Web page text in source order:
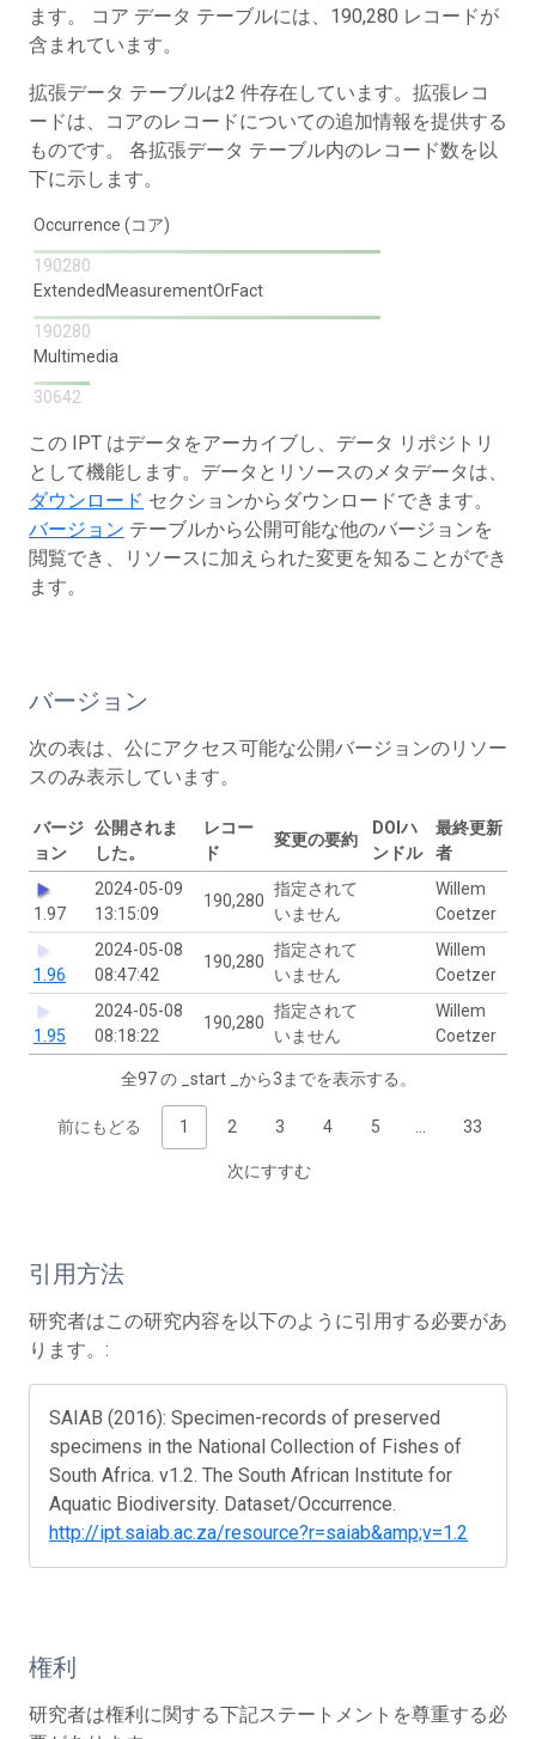
ます。 コア データ テーブルには、190,280 レコードが
含まれています。
拡張データ テーブルは2 件存在しています。拡張レコ
ードは、コアのレコードについての追加情報を提供する
ものです。 各拡張データ テーブル内のレコード数を以
下に示します。
Occurrence (コア)
190280
ExtendedMeasurementOrFact
190280
Multimedia
30642
この IPT はデータをアーカイブし、データ リポジトリ
として機能します。データとリソースのメタデータは、
ダウンロード セクションからダウンロードできます。
バージョン テーブルから公開可能な他のバージョンを
閲覧でき、リソースに加えられた変更を知ることができ
ます。
バージョン
次の表は、公にアクセス可能な公開バージョンのリソー
スのみ表示しています。
バージ
ョン
公開されま
した。
レコー
ド
変更の要約
DOIハ
ンドル
最終更新
者
1.97
2024-05-09
13:15:09
190,280
指定されて
いません
Willem
Coetzer
1.96
2024-05-08
08:47:42
190,280
指定されて
いません
Willem
Coetzer
1.95
2024-05-08
08:18:22
190,280
指定されて
いません
Willem
Coetzer
全97 の _start _から3までを表示する。
前にもどる 1 2 3 4 5 33
次にすすむ
引用方法
研究者はこの研究内容を以下のように引用する必要があ
ります。:
SAIAB (2016): Specimen-records of preserved
specimens in the National Collection of Fishes of
South Africa. v1.2. The South African Institute for
Aquatic Biodiversity. Dataset/Occurrence.
http://ipt.saiab.ac.za/resource?r=saiab&amp;v=1.2
権利
研究者は権利に関する下記ステートメントを尊重する必